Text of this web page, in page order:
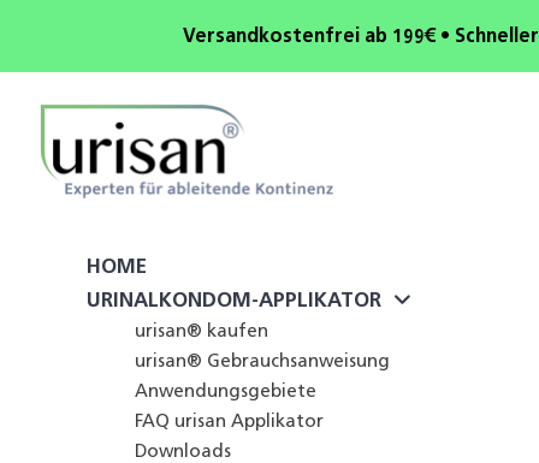
Versandkostenfrei ab 199€ •
HOME
URINALKONDOM-APPLIKATOR
urisan® kaufen
urisan® Gebrauchsanweisung
Anwendungsgebiete
FAQ urisan Applikator
Downloads